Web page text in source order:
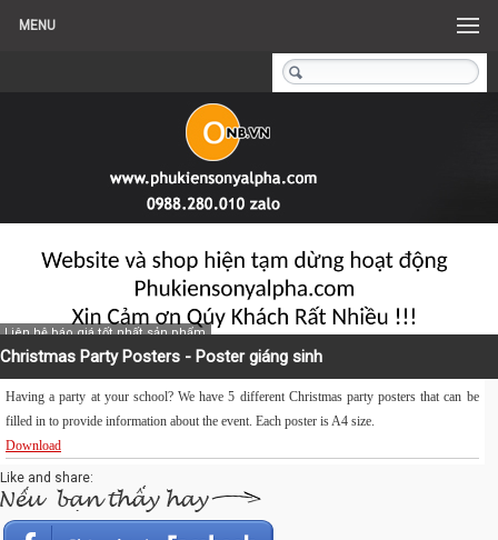
MENU
Liên hệ báo giá tốt nhất sản phẩm
Christmas Party Posters - Poster giáng sinh
Having a party at your school? We have 5 different Christmas party posters that can be
filled in to provide information about the event. Each poster is A4 size.
Download
Like and share: